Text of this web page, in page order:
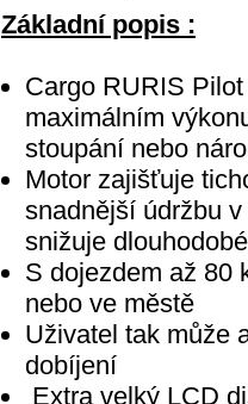
Základní popis :
Cargo RURIS
maximálním
stoupání nebo
Motor zajišťuje
snadnější údržbu
snižuje
S dojezdem až 80
nebo ve městě
Uživatel tak může
dobíjení
Extra velký LCD